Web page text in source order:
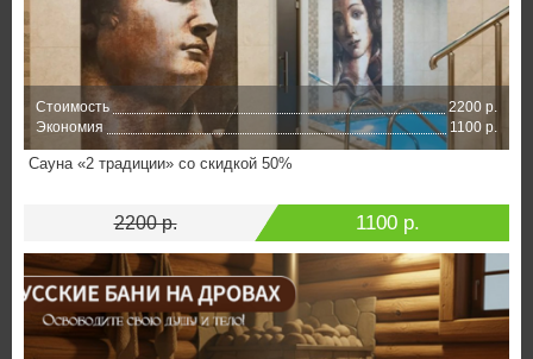
Стоимость
2200 р.
Экономия
1100 р.
Сауна «2 традиции» со скидкой 50%
2200 р. 1100 р.